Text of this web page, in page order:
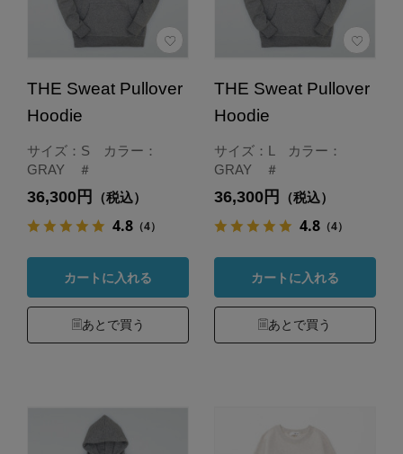
THE Sweat Pullover
Hoodie
サイズ：S カラー：
GRAY ＃
36,300円 （税込）
4.8（4）
カートに入れる
あとで買う
THE Sweat Pullover
Hoodie
サイズ：L カラー：
GRAY ＃
36,300円 （税込）
4.8（4）
カートに入れる
あとで買う